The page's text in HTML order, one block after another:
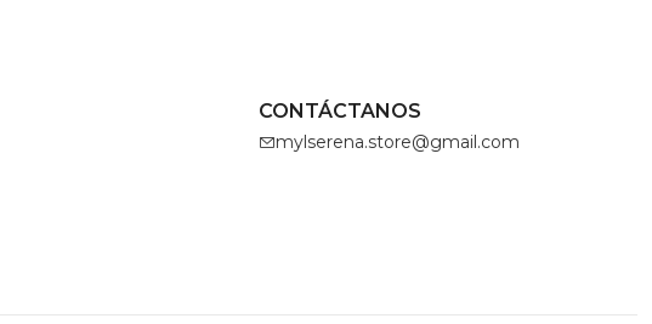
CONTÁCTANOS
mylserena.store@gmail.com